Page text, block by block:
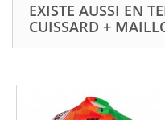
EXISTE AUSSI EN
CUISSARD +